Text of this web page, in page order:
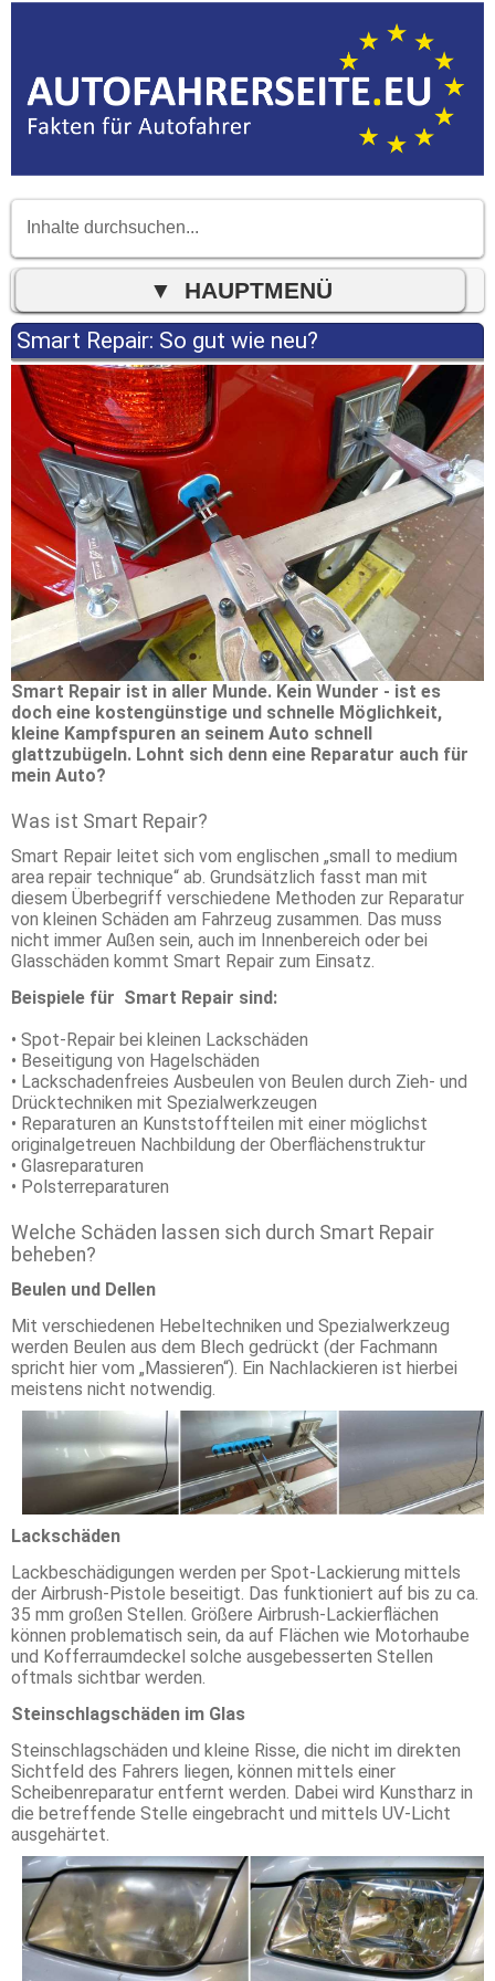
Smart Repair: So gut wie neu?
Smart Repair ist in aller Munde. Kein Wunder - ist es
doch eine kostengünstige und schnelle Möglichkeit,
kleine Kampfspuren an seinem Auto schnell
glattzubügeln. Lohnt sich denn eine Reparatur auch für
mein Auto?
Was ist Smart Repair?
Smart Repair leitet sich vom englischen „small to medium
area repair technique“ ab. Grundsätzlich fasst man mit
diesem Überbegriff verschiedene Methoden zur Reparatur
von kleinen Schäden am Fahrzeug zusammen. Das muss
nicht immer Außen sein, auch im Innenbereich oder bei
Glasschäden kommt Smart Repair zum Einsatz.
Beispiele für Smart Repair sind:
• Spot-Repair bei kleinen Lackschäden
• Beseitigung von Hagelschäden
• Lackschadenfreies Ausbeulen von Beulen durch Zieh- und
Drücktechniken mit Spezialwerkzeugen
• Reparaturen an Kunststoffteilen mit einer möglichst
originalgetreuen Nachbildung der Oberflächenstruktur
• Glasreparaturen
• Polsterreparaturen
Welche Schäden lassen sich durch Smart Repair
beheben?
Beulen und Dellen
Mit verschiedenen Hebeltechniken und Spezialwerkzeug
werden Beulen aus dem Blech gedrückt (der Fachmann
spricht hier vom „Massieren“). Ein Nachlackieren ist hierbei
meistens nicht notwendig.
Lackschäden
Lackbeschädigungen werden per Spot-Lackierung mittels
der Airbrush-Pistole beseitigt. Das funktioniert auf bis zu ca.
35 mm großen Stellen. Größere Airbrush-Lackierflächen
können problematisch sein, da auf Flächen wie Motorhaube
und Kofferraumdeckel solche ausgebesserten Stellen
oftmals sichtbar werden.
Steinschlagschäden im Glas
Steinschlagschäden und kleine Risse, die nicht im direkten
Sichtfeld des Fahrers liegen, können mittels einer
Scheibenreparatur entfernt werden. Dabei wird Kunstharz in
die betreffende Stelle eingebracht und mittels UV-Licht
ausgehärtet.